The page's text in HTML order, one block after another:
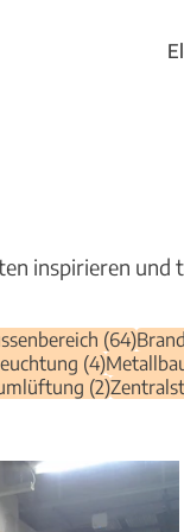
inspirieren
(64)64
(4)4
(2)2